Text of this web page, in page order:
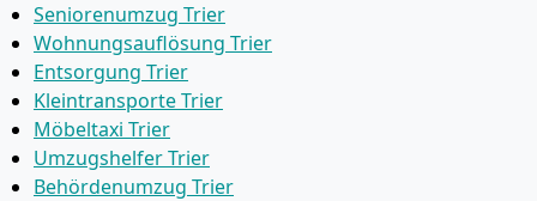
Seniorenumzug Trier
Wohnungsauflösung Trier
Entsorgung Trier
Kleintransporte Trier
Möbeltaxi Trier
Umzugshelfer Trier
Behördenumzug Trier